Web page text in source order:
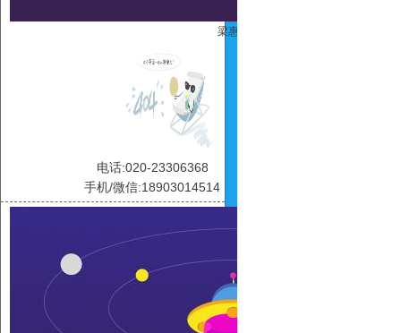
梁惠玲
电话:020-23306368
手机/微信:18903014514